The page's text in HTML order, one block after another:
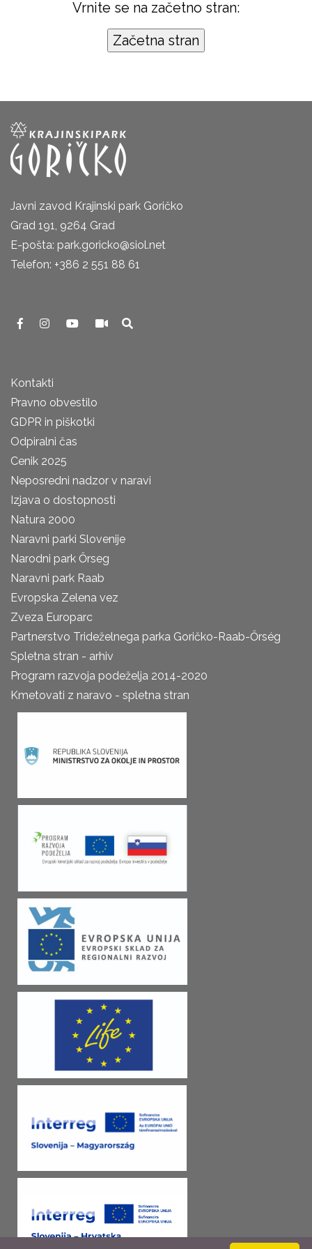
Vrnite se na začetno stran:
Javni zavod Krajinski park Goričko
Grad 191, 9264 Grad
E-pošta: park.goricko@siol.net
Telefon: +386 2 551 88 61
Kontakti
Pravno obvestilo
GDPR in piškotki
Odpiralni čas
Cenik 2025
Neposredni nadzor v naravi
Izjava o dostopnosti
Natura 2000
Naravni parki Slovenije
Narodni park Őrseg
Naravni park Raab
Evropska Zelena vez
Zveza Europarc
Partnerstvo Trideželnega parka Goričko-Raab-Őrség
Spletna stran - arhiv
Program razvoja podeželja 2014-2020
Kmetovati z naravo - spletna stran